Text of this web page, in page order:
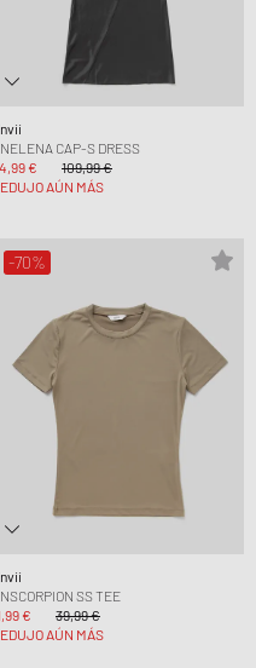
CAP-S DRESS
€
109,99 €
AÚN MÁS
-70%
SS TEE
€
39,99 €
AÚN MÁS